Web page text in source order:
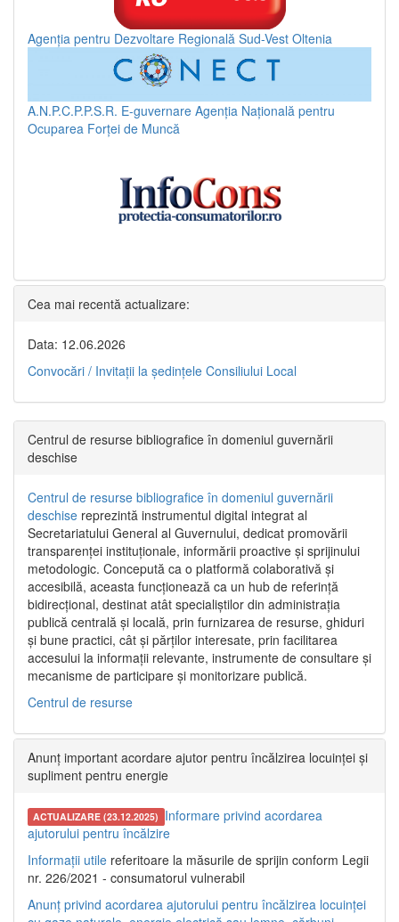
Agenția pentru Dezvoltare Regională Sud-Vest Oltenia
A.N.P.C.P.P.S.R. E-guvernare Agenția Națională pentru
Ocuparea Forței de Muncă
Cea mai recentă actualizare:
Data: 12.06.2026
Convocări / Invitaţii la şedinţele Consiliului Local
Centrul de resurse bibliografice în domeniul guvernării
deschise
Centrul de resurse bibliografice în domeniul guvernării
deschise reprezintă instrumentul digital integrat al
Secretariatului General al Guvernului, dedicat promovării
transparenței instituționale, informării proactive și sprijinului
metodologic. Concepută ca o platformă colaborativă și
accesibilă, aceasta funcționează ca un hub de referință
bidirecțional, destinat atât specialiștilor din administrația
publică centrală și locală, prin furnizarea de resurse, ghiduri
și bune practici, cât și părților interesate, prin facilitarea
accesului la informații relevante, instrumente de consultare și
mecanisme de participare și monitorizare publică.
Centrul de resurse
Anunț important acordare ajutor pentru încălzirea locuinței și
supliment pentru energie
ACTUALIZARE (23.12.2025) Informare privind acordarea
ajutorului pentru încălzire
Informații utile referitoare la măsurile de sprijin conform Legii
nr. 226/2021 - consumatorul vulnerabil
Anunț privind acordarea ajutorului pentru încălzirea locuinței